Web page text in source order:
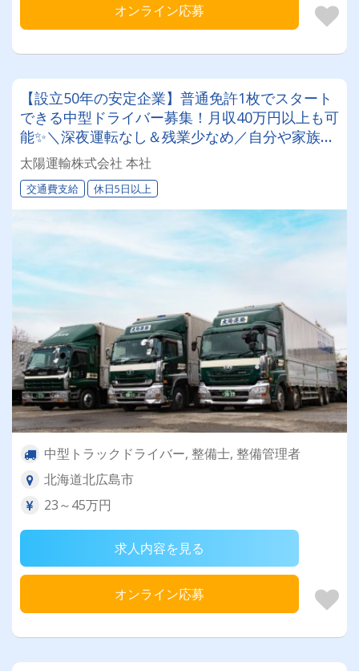
オンライン応募
【設立50年の安定企業】普通免許1枚でスタート
できる中型ドライバー募集！月収40万円以上も可
能✨＼深夜運転なし＆残業少なめ／自分や家族と
の時間を大切にしながら働けます♪ ★一人一台の
専用車両
太陽運輸株式会社 本社
交通費支給 休日5日以上
中型トラックドライバー, 整備士, 整備管理者
北海道北広島市
23～45万円
求人内容を見る
オンライン応募